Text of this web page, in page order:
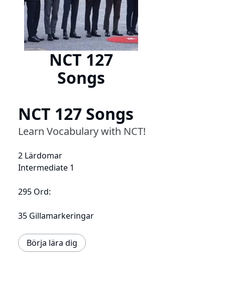
NCT 127
Songs
NCT 127 Songs
Learn Vocabulary with NCT!
2 Lärdomar
Intermediate 1
295 Ord:
35 Gillamarkeringar
Börja lära dig